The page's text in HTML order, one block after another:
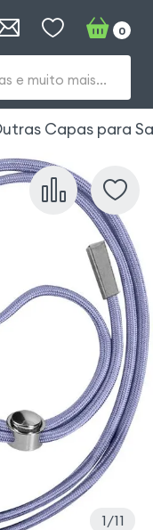
e muito mais...
0
Capas para
1 11